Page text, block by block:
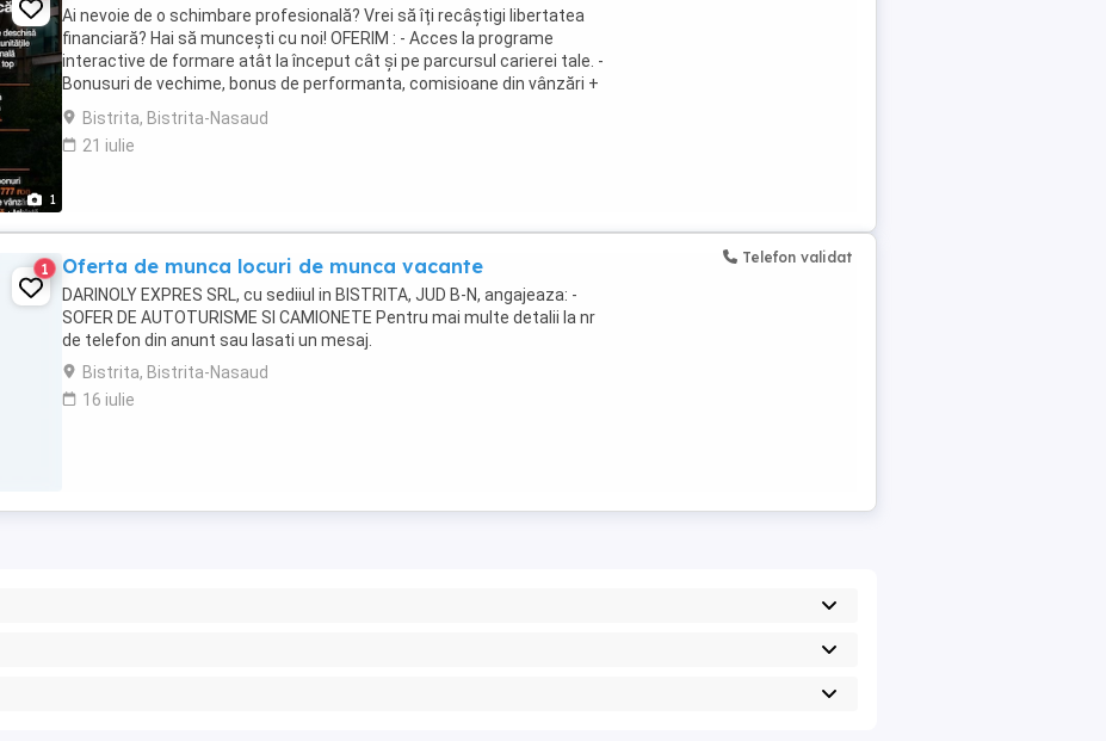
1
Ai nevoie de o schimbare profesională? Vrei să îți recâștigi libertatea
financiară? Hai să muncești cu noi! OFERIM : - Acces la programe
interactive de formare atât la început cât și pe parcursul carierei tale. -
Bonusuri de vechime, bonus de performanta, comisioane din vânzări +
salariu ...
Bistrita, Bistrita-Nasaud
21 iulie
1 Oferta de munca locuri de munca vacante
DARINOLY EXPRES SRL, cu sediiul in BISTRITA, JUD B-N, angajeaza: -
SOFER DE AUTOTURISME SI CAMIONETE Pentru mai multe detalii la nr
de telefon din anunt sau lasati un mesaj.
Bistrita, Bistrita-Nasaud
16 iulie
Telefon validat